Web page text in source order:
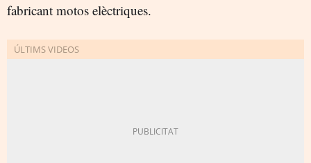
fabricant motos elèctriques.